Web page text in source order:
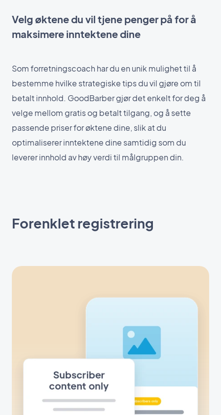
Velg øktene du vil tjene penger på for å
maksimere inntektene dine
Som forretningscoach har du en unik mulighet til å
bestemme hvilke strategiske tips du vil gjøre om til
betalt innhold. GoodBarber gjør det enkelt for deg å
velge mellom gratis og betalt tilgang, og å sette
passende priser for øktene dine, slik at du
optimaliserer inntektene dine samtidig som du
leverer innhold av høy verdi til målgruppen din.
Forenklet registrering